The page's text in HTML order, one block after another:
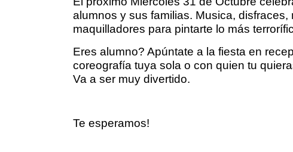
alumnos y sus familias. Musica,
maquilladores para pintarte lo más
Eres alumno? Apúntate a la fiesta en
coreografía tuya sola o con quien tu
Va a ser muy divertido.
Te esperamos!